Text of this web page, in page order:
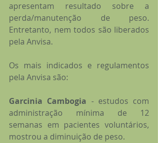
apresentam resultado sobre a
perda/manutenção de peso.
Entretanto, nem todos são liberados
pela Anvisa.
Os mais indicados e regulamentos
pela Anvisa são:
Garcinia Cambogia - estudos com
administração mínima de 12
semanas em pacientes voluntários,
mostrou a diminuição de peso.